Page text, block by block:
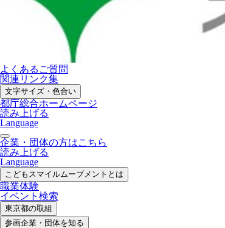
よくあるご質問
関連リンク集
文字サイズ・色合い
都庁総合ホームページ
読み上げる
Language
企業・団体の方はこちら
読み上げる
Language
こどもスマイルムーブメントとは
職業体験
イベント検索
東京都の取組
参画企業・ 団体を知る